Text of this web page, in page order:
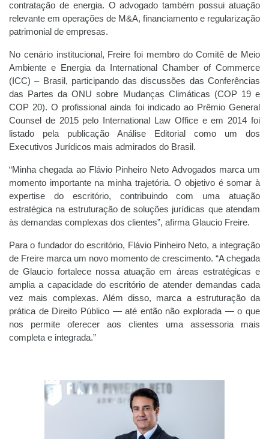
contratação de energia. O advogado também possui atuação
relevante em operações de M&A, financiamento e regularização
patrimonial de empresas.
No cenário institucional, Freire foi membro do Comitê de Meio
Ambiente e Energia da International Chamber of Commerce
(ICC) – Brasil, participando das discussões das Conferências
das Partes da ONU sobre Mudanças Climáticas (COP 19 e
COP 20). O profissional ainda foi indicado ao Prêmio General
Counsel de 2015 pelo International Law Office e em 2014 foi
listado pela publicação Análise Editorial como um dos
Executivos Jurídicos mais admirados do Brasil.
“Minha chegada ao Flávio Pinheiro Neto Advogados marca um
momento importante na minha trajetória. O objetivo é somar à
expertise do escritório, contribuindo com uma atuação
estratégica na estruturação de soluções jurídicas que atendam
às demandas complexas dos clientes”, afirma Glaucio Freire.
Para o fundador do escritório, Flávio Pinheiro Neto, a integração
de Freire marca um novo momento de crescimento. “A chegada
de Glaucio fortalece nossa atuação em áreas estratégicas e
amplia a capacidade do escritório de atender demandas cada
vez mais complexas. Além disso, marca a estruturação da
prática de Direito Público — até então não explorada — o que
nos permite oferecer aos clientes uma assessoria mais
completa e integrada.”